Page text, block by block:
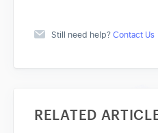
Still need help?Contact Us
RELATED